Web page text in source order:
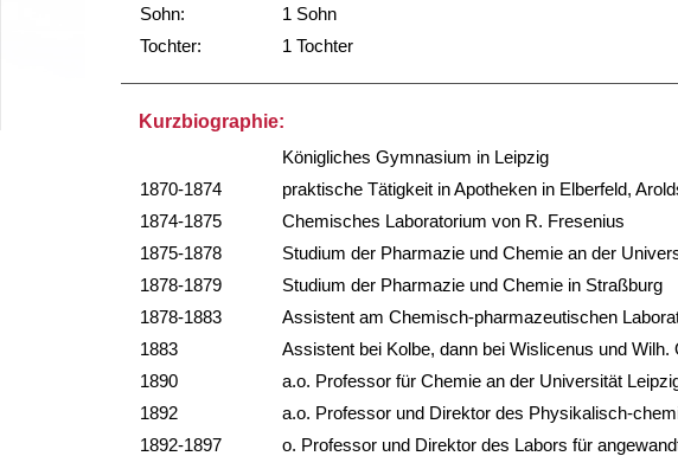
Sohn:
1 Sohn
Tochter:
1 Tochter
Kurzbiographie:
Königliches Gymnasium in Leipzig
1870-1874
praktische Tätigkeit in Apotheken in Elberfeld,
1874-1875
Chemisches Laboratorium von R. Fresenius
1875-1878
Studium der Pharmazie und Chemie an der
1878-1879
Studium der Pharmazie und Chemie in Straßburg
1878-1883
Assistent am Chemisch-pharmazeutischen
1883
Assistent bei Kolbe, dann bei Wislicenus und Wilh.
1890
a.o. Professor für Chemie an der Universität
1892
a.o. Professor und Direktor des Physikalisch-
1892-1897
o. Professor und Direktor des Labors für